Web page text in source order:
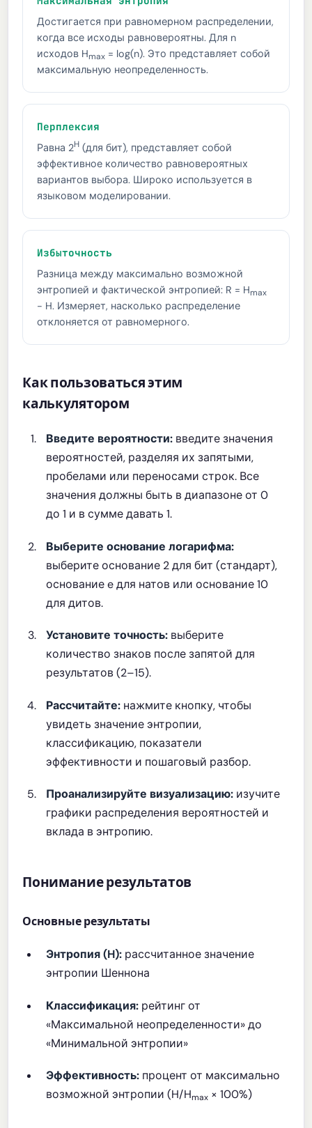
Достигается при равномерном распределении,
когда все исходы равновероятны. Для n
исходов Hmax = log(n). Это представляет собой
максимальную неопределенность.
Перплексия
Равна 2H (для бит), представляет собой
эффективное количество равновероятных
вариантов выбора. Широко используется в
языковом моделировании.
Избыточность
Разница между максимально возможной
энтропией и фактической энтропией: R = Hmax
- H. Измеряет, насколько распределение
отклоняется от равномерного.
Как пользоваться этим
калькулятором
Введите вероятности: введите значения
вероятностей, разделяя их запятыми,
пробелами или переносами строк. Все
значения должны быть в диапазоне от 0
до 1 и в сумме давать 1.
Выберите основание логарифма:
выберите основание 2 для бит (стандарт),
основание e для натов или основание 10
для дитов.
Установите точность: выберите
количество знаков после запятой для
результатов (2–15).
Рассчитайте: нажмите кнопку, чтобы
увидеть значение энтропии,
классификацию, показатели
эффективности и пошаговый разбор.
Проанализируйте визуализацию: изучите
графики распределения вероятностей и
вклада в энтропию.
Понимание результатов
Основные результаты
Энтропия (H): рассчитанное значение
энтропии Шеннона
Классификация: рейтинг от
«Максимальной неопределенности» до
«Минимальной энтропии»
Эффективность: процент от максимально
возможной энтропии (H/Hmax × 100%)